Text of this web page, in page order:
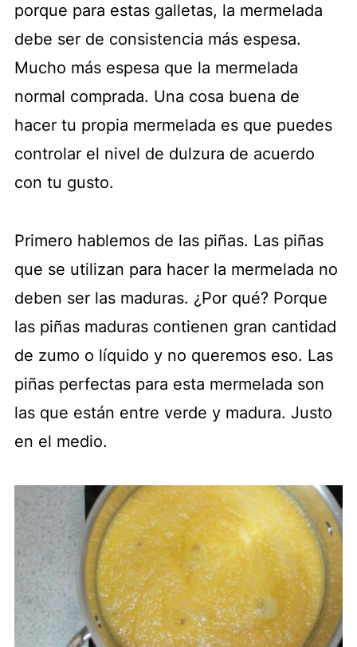
porque para estas galletas, la mermelada
debe ser de consistencia más espesa.
Mucho más espesa que la mermelada
normal comprada. Una cosa buena de
hacer tu propia mermelada es que puedes
controlar el nivel de dulzura de acuerdo
con tu gusto.
Primero hablemos de las piñas. Las piñas
que se utilizan para hacer la mermelada no
deben ser las maduras. ¿Por qué? Porque
las piñas maduras contienen gran cantidad
de zumo o líquido y no queremos eso. Las
piñas perfectas para esta mermelada son
las que están entre verde y madura. Justo
en el medio.